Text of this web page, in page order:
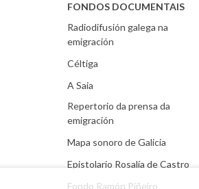
FONDOS DOCUMENTAIS
Radiodifusión galega na
emigración
Céltiga
A Saia
Repertorio da prensa da
emigración
Mapa sonoro de Galicia
Epistolario Rosalía de Castro
Fondo Ramón Piñeiro